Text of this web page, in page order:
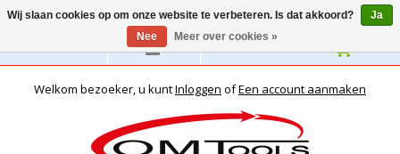
Nederlands
Welkom bezoeker, u kuntInloggen ofEen account aanmaken
Wij slaan cookies op om onze website te verbeteren. Is dat akkoord?
Ja
Nee
Meer over cookies »